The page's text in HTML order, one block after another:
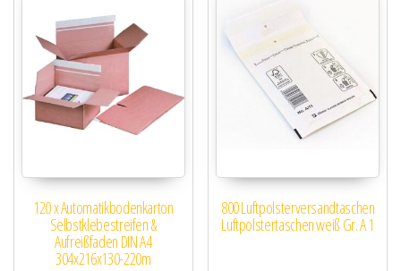
120 x Automatikbodenkarton
Selbstklebestreifen &
Aufreißfaden DIN A4
304x216x130-220m
800 Luftpolsterversandtaschen
Luftpolstertaschen weiß Gr. A 1